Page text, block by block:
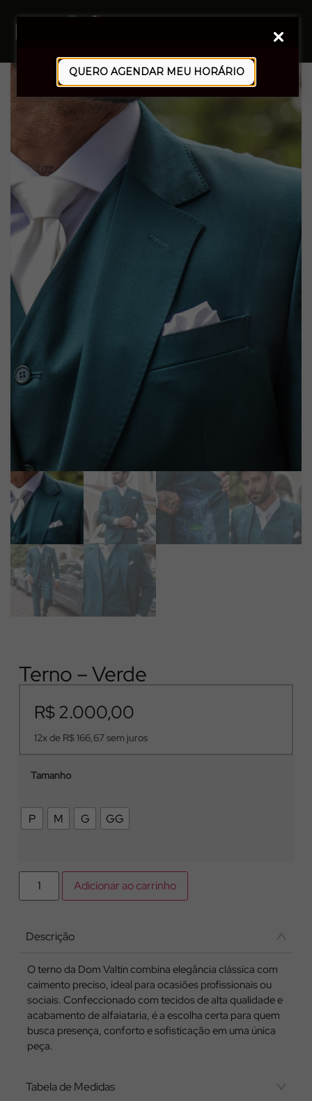
QUERO AGENDAR MEU HORÁRIO
Terno – Verde
R$ 2.000,00
12x de R$166,67sem juros
Tamanho
P M G GG
Adicionar ao carrinho
Descrição
O terno da Dom Valtin combina elegância clássica com
caimento preciso, ideal para ocasiões profissionais ou
sociais. Confeccionado com tecidos de alta qualidade e
acabamento de alfaiataria, é a escolha certa para quem
busca presença, conforto e sofisticação em uma única
peça.
Tabela de Medidas